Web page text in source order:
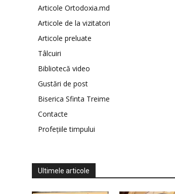
Articole Ortodoxia.md
Articole de la vizitatori
Articole preluate
Tâlcuiri
Bibliotecă video
Gustări de post
Biserica Sfinta Treime
Contacte
Profețiile timpului
Ultimele articole